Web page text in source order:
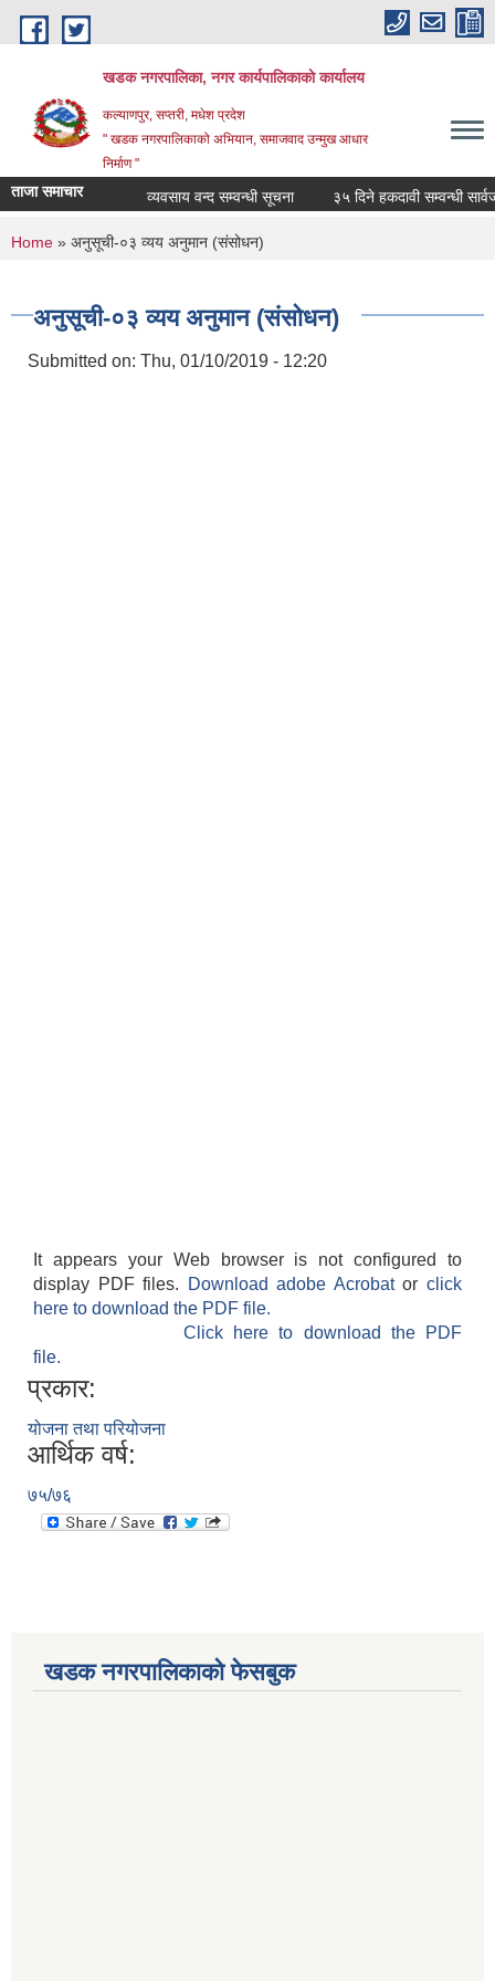
Skip to main content
खडक नगरपालिका, नगर कार्यपालिकाकाे कार्यालय
कल्याणपुर, सप्तरी, मधेश प्रदेश
" खडक नगरपालिकाको अभियान, समाजवाद उन्मुख आधार
निर्माण "
ताजा समाचार व्यवसाय वन्द सम्वन्धी सूचना ३५ दिने हकदावी सम्वन्धी
You are here
Home » अनुसूची-०३ व्यय अनुमान (संसोधन)
अनुसूची-०३ व्यय अनुमान (संसोधन)
Submitted on: Thu, 01/10/2019 - 12:20
It appears your Web browser is not configured to
display PDF files.
Download adobe Acrobatorclick
here to download the PDF file.
Click here to download the PDF
file.
प्रकार:
योजना तथा परियोजना
आर्थिक वर्ष:
७५/७६
खडक नगरपालिकाको फेसबुक